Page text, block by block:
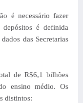
é necessário fazer
é definida
das Secretarias
de R$6,1 bilhões
ensino médio. Os
distintos: